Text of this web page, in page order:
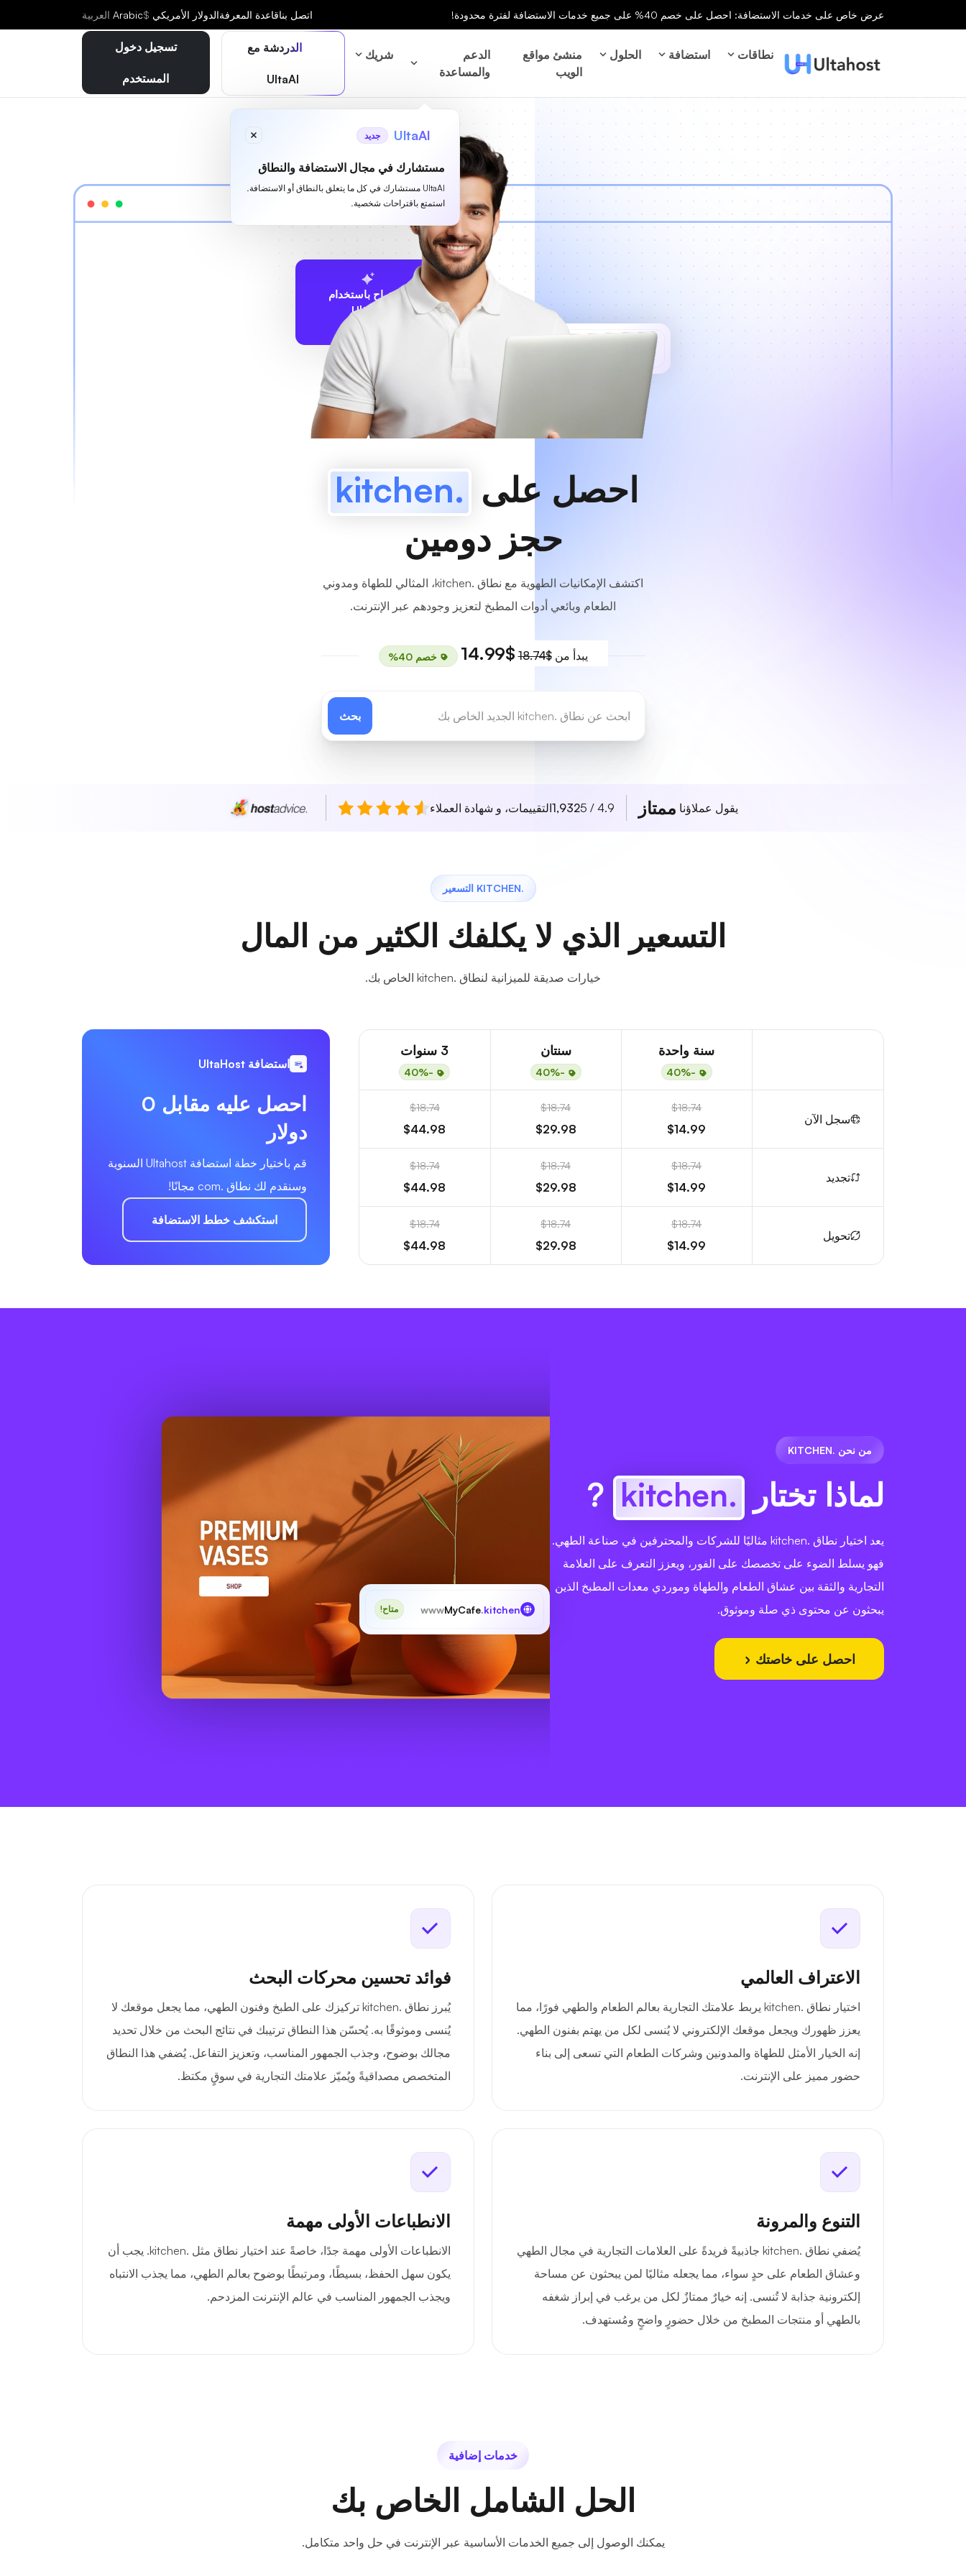
عرض خاص على خدمات الاستضافة: احصل على خصم 40% على جميع خدمات الاستضافة لفترة محدودة! اتصل بناقاعدة المعرفةالدولار الأمريكي $
Arabic العربية
نطاقات استضافة الحلول
منشئ مواقع
الويب
الدعم
والمساعدة
شريك الدردشة مع
UltaAI
UltaAI جديد
مستشارك في مجال الاستضافة والنطاق
UltaAI مستشارك في كل ما يتعلق بالنطاق أو الاستضافة.
استمتع باقتراحات شخصية.
تسجيل دخول
المستخدم
الاقتراح باستخدام
UltaAI
متاح!
احصل على .kitchen
حجز دومين
اكتشف الإمكانيات الطهوية مع نطاق .kitchen، المثالي للطهاة ومدوني
الطعام وبائعي أدوات المطبخ لتعزيز وجودهم عبر الإنترنت.
يبدأ من$18.74
$14.99 خصم 40%
بحث
يقول عملاؤنا ممتاز 4.9 / 5
1,932التقييمات، و شهادة العملاء
.KITCHEN التسعير
التسعير الذي لا يكلفك الكثير من المال
خيارات صديقة للميزانية لنطاق .kitchen الخاص بك.
سنة واحدة
-40%
سنتان
-40%
3 سنوات
-40%
سجل الآن
$18.74
$14.99
$18.74
$29.98
$18.74
$44.98
تجديد
$18.74
$14.99
$18.74
$29.98
$18.74
$44.98
تحويل
$18.74
$14.99
$18.74
$29.98
$18.74
$44.98
استضافة UltaHost
احصل عليه مقابل 0
دولار
قم باختيار خطة استضافة Ultahost السنوية
وسنقدم لك نطاق .com مجانًا!
استكشف خطط الاستضافة
من نحن .KITCHEN
لماذا تختار .kitchen
?
يعد اختيار نطاق .kitchen مثاليًا للشركات والمحترفين في صناعة الطهي.
فهو يسلط الضوء على تخصصك على الفور، ويعزز التعرف على العلامة
التجارية والثقة بين عشاق الطعام والطهاة وموردي معدات المطبخ الذين
يبحثون عن محتوى ذي صلة وموثوق.
احصل على خاصتك
wwwMyCafe.kitchen متاح!
الاعتراف العالمي
اختيار نطاق .kitchen يربط علامتك التجارية بعالم الطعام والطهي فورًا، مما
يعزز ظهورك ويجعل موقعك الإلكتروني لا يُنسى لكل من يهتم بفنون الطهي.
إنه الخيار الأمثل للطهاة والمدونين وشركات الطعام التي تسعى إلى بناء
حضور مميز على الإنترنت.
فوائد تحسين محركات البحث
يُبرز نطاق .kitchen تركيزك على الطبخ وفنون الطهي، مما يجعل موقعك لا
يُنسى وموثوقًا به. يُحسّن هذا النطاق ترتيبك في نتائج البحث من خلال تحديد
مجالك بوضوح، وجذب الجمهور المناسب، وتعزيز التفاعل. يُضفي هذا النطاق
المتخصص مصداقيةً ويُميّز علامتك التجارية في سوقٍ مكتظ.
التنوع والمرونة
يُضفي نطاق .kitchen جاذبيةً فريدةً على العلامات التجارية في مجال الطهي
وعشاق الطعام على حدٍ سواء، مما يجعله مثاليًا لمن يبحثون عن مساحة
إلكترونية جذابة لا تُنسى. إنه خيارٌ ممتازٌ لكل من يرغب في إبراز شغفه
بالطهي أو منتجات المطبخ من خلال حضورٍ واضحٍ ومُستهدف.
الانطباعات الأولى مهمة
الانطباعات الأولى مهمة جدًا، خاصةً عند اختيار نطاق مثل .kitchen. يجب أن
يكون سهل الحفظ، بسيطًا، ومرتبطًا بوضوح بعالم الطهي، مما يجذب الانتباه
ويجذب الجمهور المناسب في عالم الإنترنت المزدحم.
خدمات إضافية
الحل الشامل الخاص بك
يمكنك الوصول إلى جميع الخدمات الأساسية عبر الإنترنت في حل واحد متكامل.